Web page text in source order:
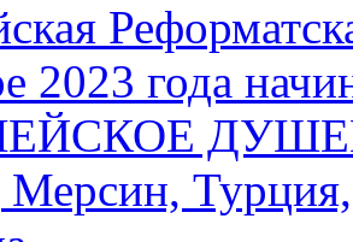
2023 года
Мерсин,